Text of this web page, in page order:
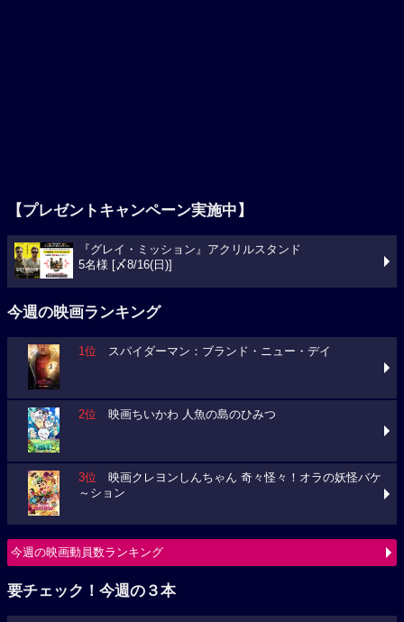
【プレゼントキャンペーン実施中】
『グレイ・ミッション』アクリルスタンド
5名様 [〆8/16(日)]
今週の映画ランキング
1位 スパイダーマン：ブランド・ニュー・デイ
2位 映画ちいかわ 人魚の島のひみつ
3位 映画クレヨンしんちゃん 奇々怪々！オラの妖怪バケ
～ション
今週の映画動員数ランキング
要チェック！今週の３本